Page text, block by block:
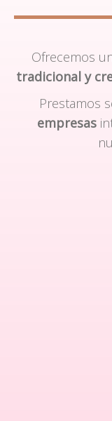
Ofrecemos
tradicional y
Prestamos
empresas